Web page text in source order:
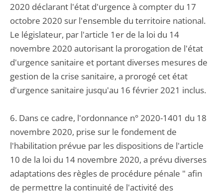
2020 déclarant l'état d'urgence à compter du 17
octobre 2020 sur l'ensemble du territoire national.
Le législateur, par l'article 1er de la loi du 14
novembre 2020 autorisant la prorogation de l'état
d'urgence sanitaire et portant diverses mesures de
gestion de la crise sanitaire, a prorogé cet état
d'urgence sanitaire jusqu'au 16 février 2021 inclus.
6. Dans ce cadre, l'ordonnance n° 2020-1401 du 18
novembre 2020, prise sur le fondement de
l'habilitation prévue par les dispositions de l'article
10 de la loi du 14 novembre 2020, a prévu diverses
adaptations des règles de procédure pénale " afin
de permettre la continuité de l'activité des